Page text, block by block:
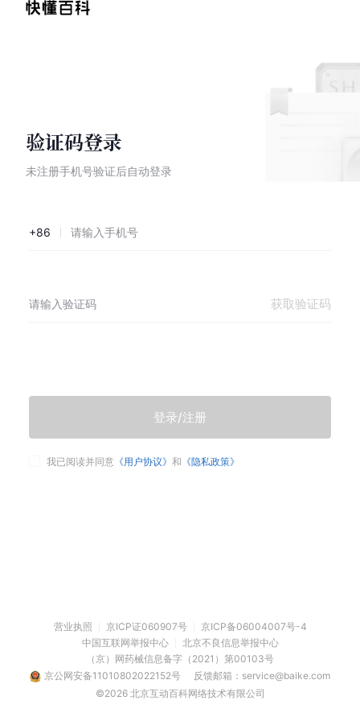
验证码登录
未注册手机号验证后自动登录
+86
获取验证码
我已阅读并同意 《用户协议》 和 《隐私政策》
登录/注册
营业执照 京ICP证060907号
京ICP备06004007号-4
中国互联网举报中心
北京不良信息举报中心
（京）网药械信息备字（2021）第00103号
京公网安备11010802022152号
反馈邮箱：service@baike.com
©2026 北京互动百科网络技术有限公司